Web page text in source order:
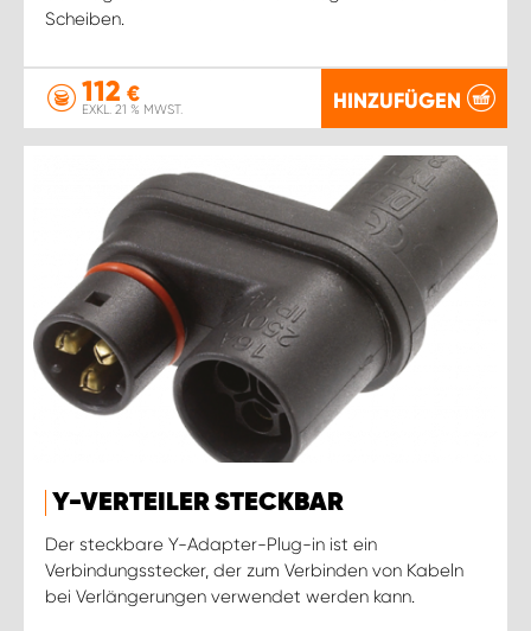
Scheiben.
112 €
EXKL. 21 % MWST. HINZUFÜGEN
Y-VERTEILER STECKBAR
Der steckbare Y-Adapter-Plug-in ist ein
Verbindungsstecker, der zum Verbinden von Kabeln
bei Verlängerungen verwendet werden kann.